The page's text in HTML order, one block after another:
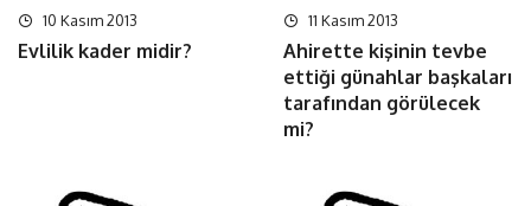
10 Kasım 2013
Evlilik kader midir?
11 Kasım 2013
Ahirette kişinin tevbe
ettiği günahlar başkaları
tarafından görülecek
mi?